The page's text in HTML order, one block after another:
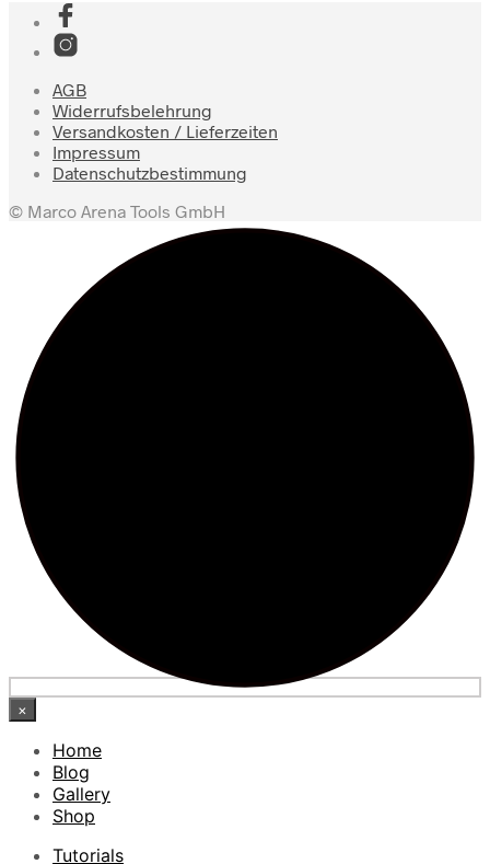
AGB
Widerrufsbelehrung
Versandkosten / Lieferzeiten
Impressum
Datenschutzbestimmung
© Marco Arena Tools GmbH
×
Home
Blog
Gallery
Shop
Tutorials